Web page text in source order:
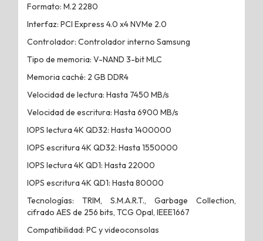
Formato: M.2 2280
Interfaz: PCI Express 4.0 x4 NVMe 2.0
Controlador: Controlador interno Samsung
Tipo de memoria: V-NAND 3-bit MLC
Memoria caché: 2 GB DDR4
Velocidad de lectura: Hasta 7450 MB/s
Velocidad de escritura: Hasta 6900 MB/s
IOPS lectura 4K QD32: Hasta 1400000
IOPS escritura 4K QD32: Hasta 1550000
IOPS lectura 4K QD1: Hasta 22000
IOPS escritura 4K QD1: Hasta 80000
Tecnologías: TRIM, S.M.A.R.T., Garbage Collection,
cifrado AES de 256 bits, TCG Opal, IEEE1667
Compatibilidad: PC y videoconsolas